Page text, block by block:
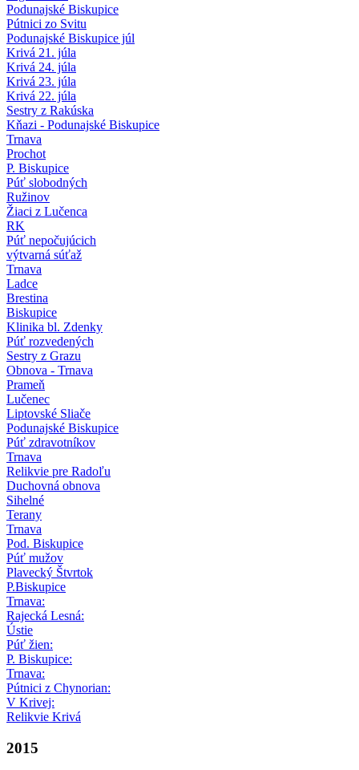
Podunajské Biskupice
Pútnici zo Svitu
Podunajské Biskupice júl
Krivá 21. júla
Krivá 24. júla
Krivá 23. júla
Krivá 22. júla
Sestry z Rakúska
Kňazi - Podunajské Biskupice
Trnava
Prochot
P. Biskupice
Púť slobodných
Ružinov
Žiaci z Lučenca
RK
Púť nepočujúcich
výtvarná súťaž
Trnava
Ladce
Brestina
Biskupice
Klinika bl. Zdenky
Púť rozvedených
Sestry z Grazu
Obnova - Trnava
Prameň
Lučenec
Liptovské Sliače
Podunajské Biskupice
Púť zdravotníkov
Trnava
Relikvie pre Radoľu
Duchovná obnova
Sihelné
Terany
Trnava
Pod. Biskupice
Púť mužov
Plavecký Štvrtok
P.Biskupice
Trnava:
Rajecká Lesná:
Ústie
Púť žien:
P. Biskupice:
Trnava:
Pútnici z Chynorian:
V Krivej:
Relikvie Krivá
2015